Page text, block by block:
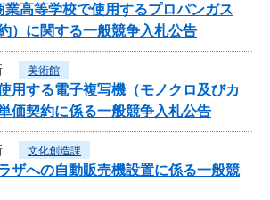
業高等学校で使用するプロパンガス
）に関する一般競争入札公告
美術館
用する電子複写機（モノクロ及びカ
価契約に係る一般競争入札公告
文化創造課
ザへの自動販売機設置に係る一般競